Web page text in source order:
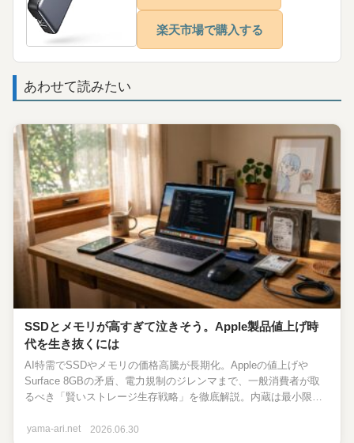
楽天市場で購入する
あわせて読みたい
SSDとメモリが高すぎて泣きそう。Apple製品値上げ時
代を生き抜くには
AI特需でSSDやメモリの価格高騰が長期化。Appleの値上げや
Surface 8GBの矛盾、電力規制のジレンマまで、一般消費者が取
るべき「賢いストレージ生存戦略」を徹底解説。内蔵は最小限に
ます。
yama-ari.net 2026.06.30